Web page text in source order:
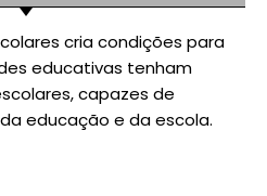
cria condições para
educativas tenham
capazes de
educação e da escola.